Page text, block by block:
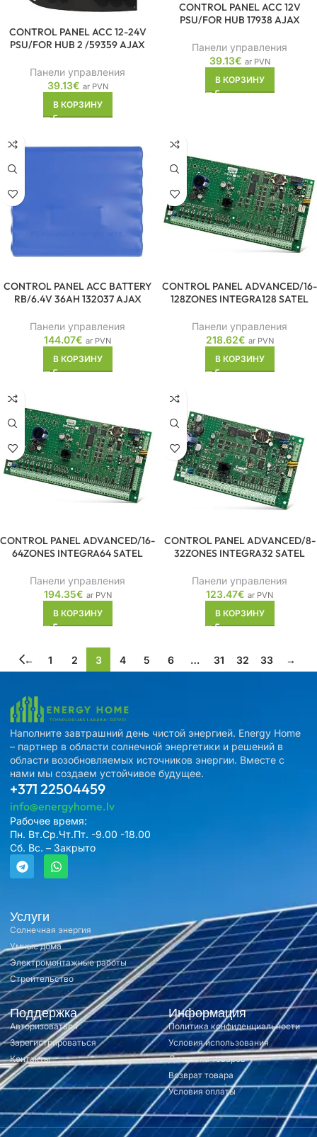
CONTROL PANEL ACC 12-24V
PSU/FOR HUB 2 /59359 AJAX
Панели управления
39.13€ ar PVN
В КОРЗИНУ
CONTROL PANEL ACC 12V
PSU/FOR HUB 17938 AJAX
Панели управления
39.13€ ar PVN
В КОРЗИНУ
CONTROL PANEL ACC BATTERY
RB/6.4V 36AH 132037 AJAX
Панели управления
144.07€ ar PVN
В КОРЗИНУ
CONTROL PANEL ADVANCED/16-
128ZONES INTEGRA128 SATEL
Панели управления
218.62€ ar PVN
В КОРЗИНУ
CONTROL PANEL ADVANCED/16-
64ZONES INTEGRA64 SATEL
Панели управления
194.35€ ar PVN
В КОРЗИНУ
CONTROL PANEL ADVANCED/8-
32ZONES INTEGRA32 SATEL
Панели управления
123.47€ ar PVN
В КОРЗИНУ
← 1 2 3 4 5 6 … 31 32 33 →
Услуги
Солнечная энергия
Умные дома
Электромонтажные работы
Строительство
Поддержка
Авторизоваться
Зарегистрироваться
Контакты
Информация
Политика конфиденциальности
Условия использования
Доставка товаров
Возврат товара
Условия оплаты
Наполните завтрашний день чистой энергией. Energy Home
– партнер в области солнечной энергетики и решений в
области возобновляемых источников энергии. Вместе с
нами мы создаем устойчивое будущее.
+371 22504459
info@energyhome.lv
Рабочее время:
Пн. Вт.Ср.Чт.Пт. -9.00 -18.00
Сб. Вс. – Закрыто